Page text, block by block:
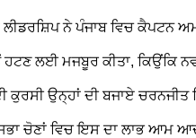
ਨੇ ਪੰਜਾਬ ਵਿਚ ਕੈਪਟਨ
ਲਈ ਮਜਬੂਰ ਕੀਤਾ, ਕਿਉਂਕਿ
ਕੁਰਸੀ ਉਨ੍ਹਾਂ ਦੀ ਬਜਾਏ
ਚੋਣਾਂ ਵਿਚ ਇਸ ਦਾ ਲਾਭ ਆਮ